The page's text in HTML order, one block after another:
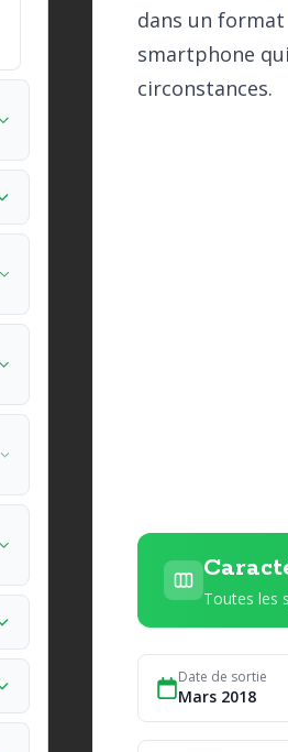
dans un
smartphone
circonstances.
Toutes les
Date de sortie
Mars 2018